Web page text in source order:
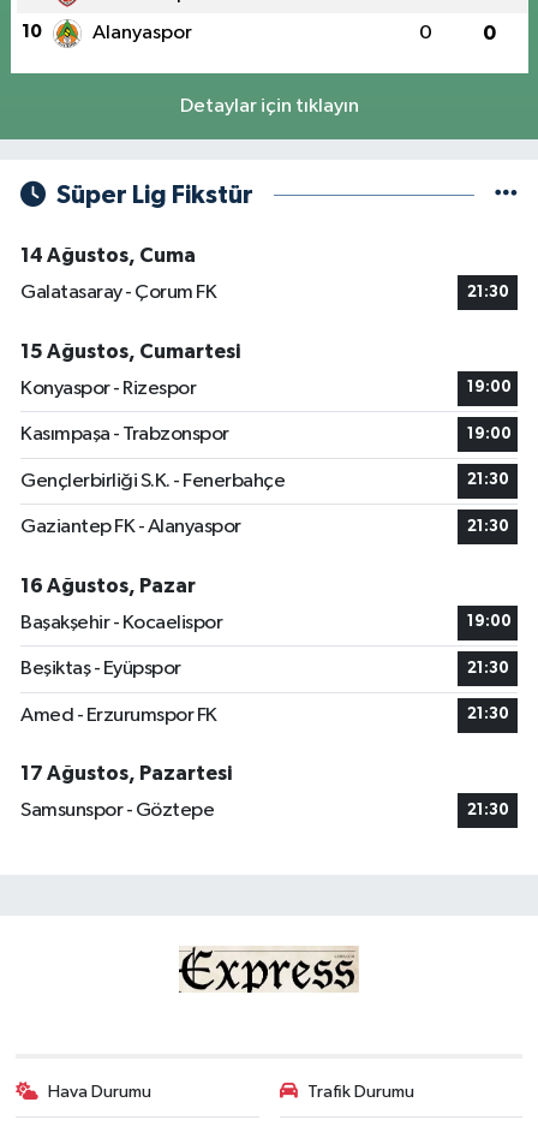
10 Alanyaspor 0 0
Detaylar için tıklayın
Süper Lig Fikstür
14 Ağustos, Cuma
Galatasaray - Çorum FK
21:30
15 Ağustos, Cumartesi
Konyaspor - Rizespor
19:00
Kasımpaşa - Trabzonspor 19:00
Gençlerbirliği S.K. - Fenerbahçe 21:30
Gaziantep FK - Alanyaspor 21:30
16 Ağustos, Pazar
Başakşehir - Kocaelispor
19:00
Beşiktaş - Eyüpspor 21:30
Amed - Erzurumspor FK 21:30
17 Ağustos, Pazartesi
Samsunspor - Göztepe
21:30
Hava Durumu Trafik Durumu